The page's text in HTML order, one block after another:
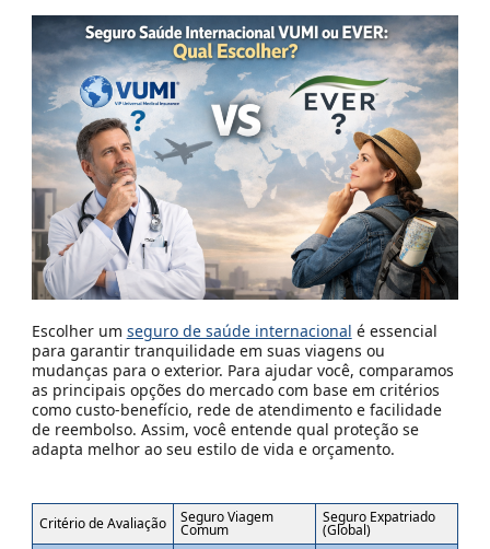
Escolher um seguro de saúde internacional é essencial
para garantir tranquilidade em suas viagens ou
mudanças para o exterior. Para ajudar você, comparamos
as principais opções do mercado com base em critérios
como custo-benefício, rede de atendimento e facilidade
de reembolso. Assim, você entende qual proteção se
adapta melhor ao seu estilo de vida e orçamento.
Critério de Avaliação Seguro Viagem
Comum
Seguro Expatriado
(Global)